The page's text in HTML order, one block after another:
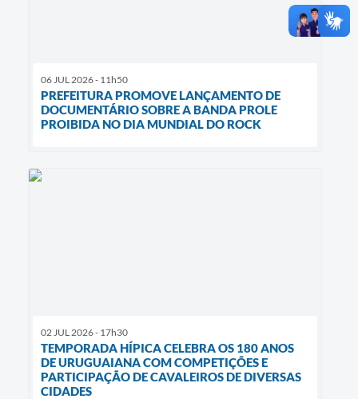
06 JUL 2026 - 11h50
PREFEITURA PROMOVE LANÇAMENTO DE
DOCUMENTÁRIO SOBRE A BANDA PROLE
PROIBIDA NO DIA MUNDIAL DO ROCK
02 JUL 2026 - 17h30
TEMPORADA HÍPICA CELEBRA OS 180 ANOS
DE URUGUAIANA COM COMPETIÇÕES E
PARTICIPAÇÃO DE CAVALEIROS DE DIVERSAS
CIDADES